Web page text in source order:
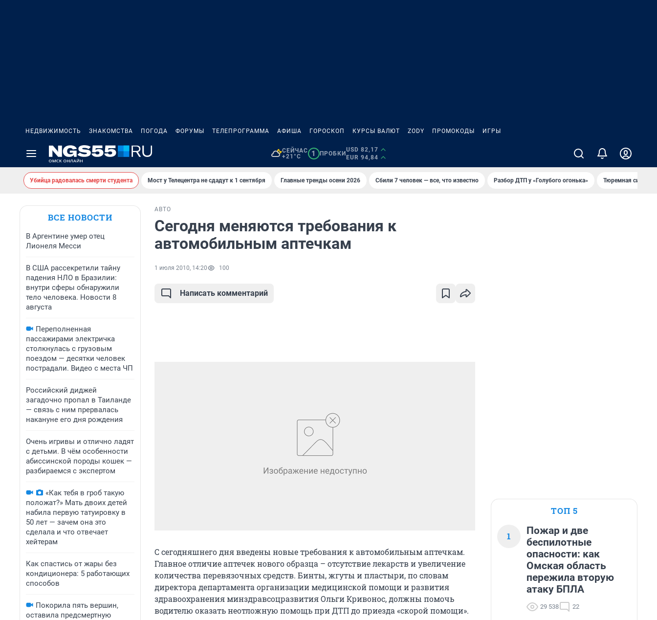
НЕДВИЖИМОСТЬ ЗНАКОМСТВА ПОГОДА ФОРУМЫ ТЕЛЕПРОГРАММА АФИША ГОРОСКОП КУРСЫ ВАЛЮТ ZODY ПРОМОКОДЫ ИГРЫ
СЕЙЧАС
+21°C
1 ПРОБКИ
USD 82,17
EUR 94,84
Убийца радовалась смерти студента Мост у Телецентра не сдадут к 1 сентября Главные тренды осени 2026 Сбили 7 человек — все, что известно Разбор ДТП у «Голубого огонька» Тюремная
ВСЕ НОВОСТИ
В Аргентине умер отец
Лионеля Месси
В США рассекретили тайну
падения НЛО в Бразилии:
внутри сферы обнаружили
тело человека. Новости 8
августа
Переполненная
пассажирами электричка
столкнулась с грузовым
поездом — десятки человек
пострадали. Видео с места ЧП
Российский диджей
загадочно пропал в Таиланде
— связь с ним прервалась
накануне его дня рождения
Очень игривы и отлично ладят
с детьми. В чём особенности
абиссинской породы кошек —
разбираемся с экспертом
«Как тебя в гроб такую
положат?» Мать двоих детей
набила первую татуировку в
50 лет — зачем она это
сделала и что отвечает
хейтерам
Как спастись от жары без
кондиционера: 5 работающих
способов
Покорила пять вершин,
оставила предсмертную
АВТО
Сегодня меняются требования к
автомобильным аптечкам
1 июля 2010, 14:20 100
Написать комментарий
С сегодняшнего дня введены новые требования к автомобильным аптечкам.
Главное отличие аптечек нового образца – отсутствие лекарств и увеличение
количества перевязочных средств. Бинты, жгуты и пластыри, по словам
директора департамента организации медицинской помощи и развития
здравоохранения минздравсоцразвития Ольги Кривонос, должны помочь
водителю оказать неотложную помощь при ДТП до приезда «скорой помощи».
ТОП 5
1
Пожар и две
беспилотные
опасности: как
Омская область
пережила вторую
атаку БПЛА
29 538 22